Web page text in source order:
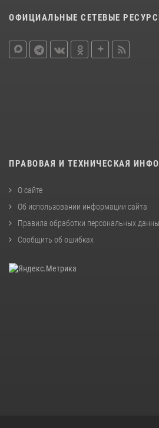
ОФИЦИАЛЬНЫЕ СЕТЕВЫЕ
ПРАВОВАЯ И ТЕХНИЧЕСКАЯ
О сайте
Об использовании информации сайта
Правила обработки персональных
Сообщить об ошибках